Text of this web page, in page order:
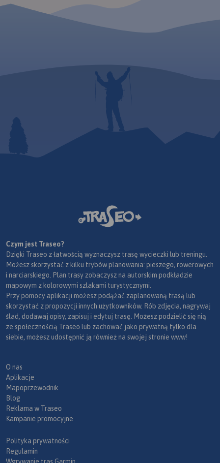
Czym jest Traseo?
Dzięki Traseo z łatwością wyznaczysz trasę wycieczki lub treningu.
Możesz skorzystać z kilku trybów planowania: pieszego, rowerowych
i narciarskiego. Plan trasy zobaczysz na autorskim podkładzie
mapowym z kolorowymi szlakami turystycznymi.
Przy pomocy aplikacji możesz podążać zaplanowaną trasą lub
skorzystać z propozycji innych użytkowników. Rób zdjęcia, nagrywaj
ślad, dodawaj opisy, zapisuj i edytuj trasę. Możesz podzielić się nią
ze społecznością Traseo lub zachować jako prywatną tylko dla
siebie, możesz udostępnić ją również na swojej stronie www!
O nas
Aplikacje
Mapoprzewodnik
Blog
Reklama w Traseo
Kampanie promocyjne
Polityka prywatności
Regulamin